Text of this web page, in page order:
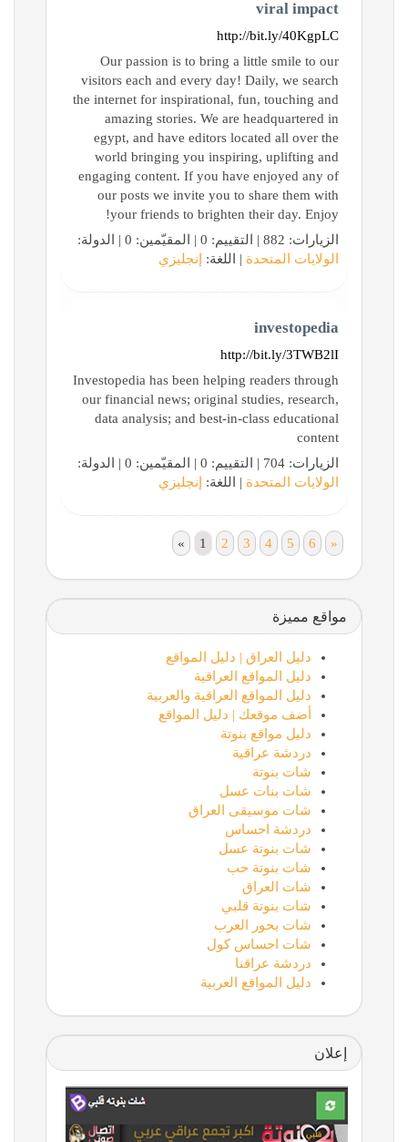
viral impact
http://bit.ly/40KgpLC
Our passion is to bring a little smile to our
visitors each and every day! Daily, we search
the internet for inspirational, fun, touching and
amazing stories. We are headquartered in
egypt, and have editors located all over the
world bringing you inspiring, uplifting and
engaging content. If you have enjoyed any of
our posts we invite you to share them with
your friends to brighten their day. Enjoy!
الزيارات: 882 | التقييم: 0 | المقيّمين: 0 | الدولة:
الولايات المتحدة | اللغة: إنجليزي
investopedia
http://bit.ly/3TWB2lI
Investopedia has been helping readers through
our financial news; original studies, research,
data analysis; and best-in-class educational
content
الزيارات: 704 | التقييم: 0 | المقيّمين: 0 | الدولة:
الولايات المتحدة | اللغة: إنجليزي
« 1 2 3 4 5 6 »
مواقع مميزة
دليل العراق | دليل المواقع
دليل المواقع العراقية
دليل المواقع العراقية والعربية
أضف موقعك | دليل المواقع
دليل مواقع بنوتة
دردشة عراقية
شات بنوتة
شات بنات عسل
شات موسيقى العراق
دردشة احساس
شات بنوتة عسل
شات بنوتة حب
شات العراق
شات بنوتة قلبي
شات بحور العرب
شات احساس كول
دردشة عراقنا
دليل المواقع العربية
إعلان